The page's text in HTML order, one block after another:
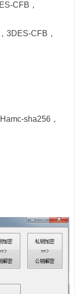
CFB，
3DES-CFB，
Hamc-sha256 ，